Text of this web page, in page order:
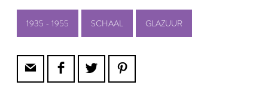
1935 - 1955 SCHAAL GLAZUUR